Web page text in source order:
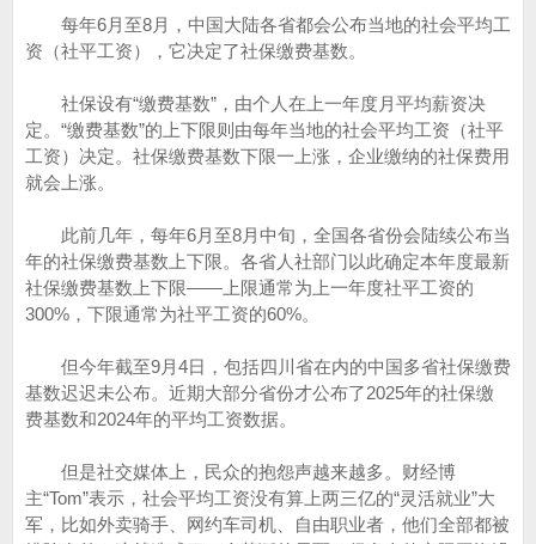
每年6月至8月，中国大陆各省都会公布当地的社会平均工
资（社平工资），它决定了社保缴费基数。
社保设有“缴费基数”，由个人在上一年度月平均薪资决
定。“缴费基数”的上下限则由每年当地的社会平均工资（社平
工资）决定。社保缴费基数下限一上涨，企业缴纳的社保费用
就会上涨。
此前几年，每年6月至8月中旬，全国各省份会陆续公布当
年的社保缴费基数上下限。各省人社部门以此确定本年度最新
社保缴费基数上下限——上限通常为上一年度社平工资的
300%，下限通常为社平工资的60%。
但今年截至9月4日，包括四川省在内的中国多省社保缴费
基数迟迟未公布。近期大部分省份才公布了2025年的社保缴
费基数和2024年的平均工资数据。
但是社交媒体上，民众的抱怨声越来越多。财经博
主“Tom”表示，社会平均工资没有算上两三亿的“灵活就业”大
军，比如外卖骑手、网约车司机、自由职业者，他们全部都被